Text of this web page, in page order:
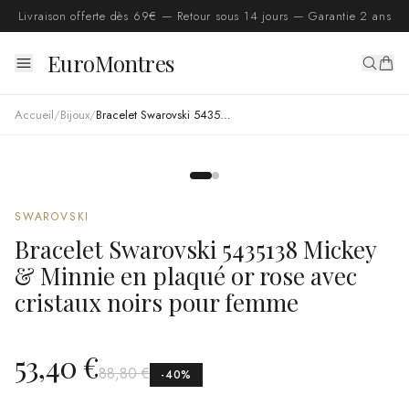
Livraison offerte dès 69€ — Retour sous 14 jours — Garantie 2 ans
EuroMontres
Accueil/Bijoux/ Bracelet Swarovski 5435138 Mickey & Minnie en plaqué or rose avec cristaux noirs pour femme
SWAROVSKI
Bracelet Swarovski 5435138 Mickey
& Minnie en plaqué or rose avec
cristaux noirs pour femme
53,40 €88,80 € -40%